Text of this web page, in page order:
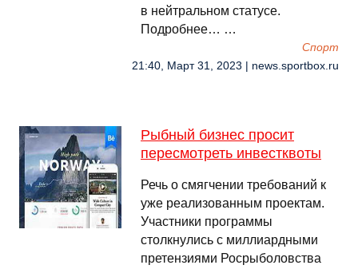
в нейтральном статусе.
Подробнее… …
Спорт
21:40, Март 31, 2023 | news.sportbox.ru
Рыбный бизнес просит
пересмотреть инвестквоты
Речь о смягчении требований к
уже реализованным проектам.
Участники программы
столкнулись с миллиардными
претензиями Росрыболовства